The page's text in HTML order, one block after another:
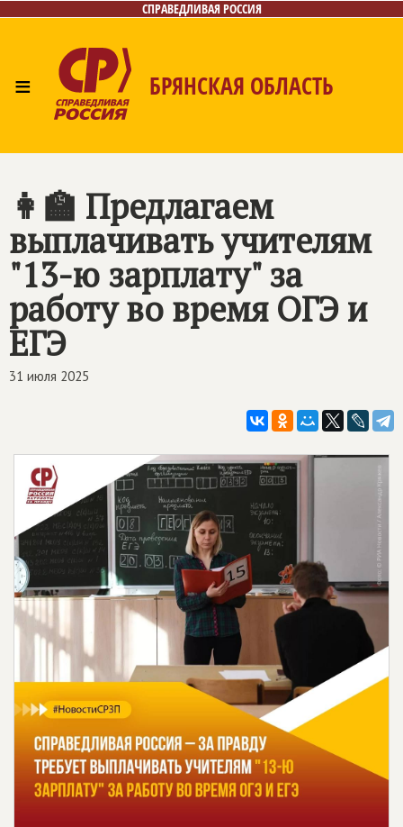
СПРАВЕДЛИВАЯ РОССИЯ
≡ БРЯНСКАЯ ОБЛАСТЬ
👩🏫 Предлагаем
выплачивать учителям
"13-ю зарплату" за
работу во время ОГЭ и
ЕГЭ
31 июля 2025